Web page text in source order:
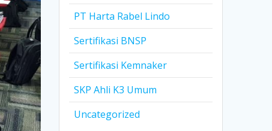
PT Harta Rabel Lindo
Sertifikasi BNSP
Sertifikasi Kemnaker
SKP Ahli K3 Umum
Uncategorized